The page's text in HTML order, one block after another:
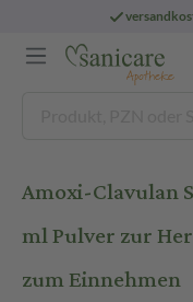
Amoxi-Clavulan
ml Pulver zur
zum Einnehmen